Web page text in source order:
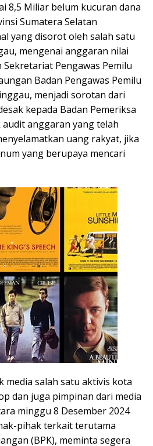
8,5 Miliar belum kucuran dana
Sumatera Selatan
yang disorot oleh salah satu
mengenai anggaran nilai
Pengawas Pemilu
Badan Pengawas Pemilu
menjadi sorotan dari
kepada Badan Pemeriksa
audit anggaran yang telah
uang rakyat, jika
yang berupaya mencari
media salah satu aktivis kota
dan juga pimpinan dari media
minggu 8 Desember 2024
pihak terkait terutama
(BPK), meminta segera